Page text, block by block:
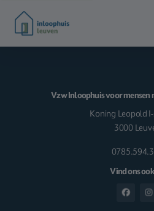
Vzw Inloophuis voor mensen
Koning Leopold
3000
Vind ons